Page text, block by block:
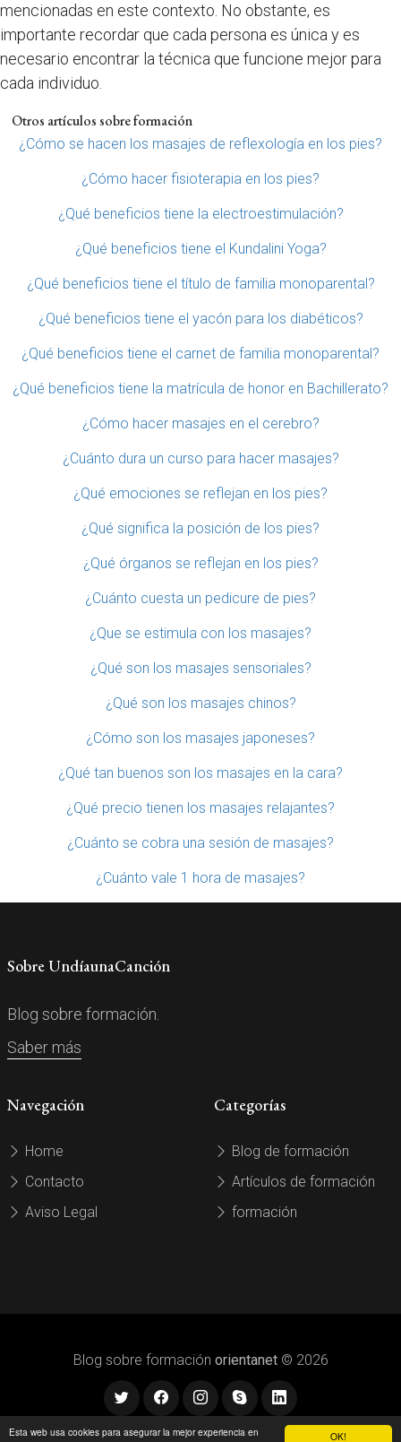
OK!
Esta web usa cookies para asegurar la mejor experiencia en
mencionadas en este contexto. No obstante, es
importante recordar que cada persona es única y es
necesario encontrar la técnica que funcione mejor para
cada individuo.
Otros artículos sobre formación
¿Cómo se hacen los masajes de reflexología en los pies?
¿Cómo hacer fisioterapia en los pies?
¿Qué beneficios tiene la electroestimulación?
¿Qué beneficios tiene el Kundalini Yoga?
¿Qué beneficios tiene el título de familia monoparental?
¿Qué beneficios tiene el yacón para los diabéticos?
¿Qué beneficios tiene el carnet de familia monoparental?
¿Qué beneficios tiene la matrícula de honor en Bachillerato?
¿Cómo hacer masajes en el cerebro?
¿Cuánto dura un curso para hacer masajes?
¿Qué emociones se reflejan en los pies?
¿Qué significa la posición de los pies?
¿Qué órganos se reflejan en los pies?
¿Cuánto cuesta un pedicure de pies?
¿Que se estimula con los masajes?
¿Qué son los masajes sensoriales?
¿Qué son los masajes chinos?
¿Cómo son los masajes japoneses?
¿Qué tan buenos son los masajes en la cara?
¿Qué precio tienen los masajes relajantes?
¿Cuánto se cobra una sesión de masajes?
¿Cuánto vale 1 hora de masajes?
Sobre UndíaunaCanción
Blog sobre formación.
Saber más
Navegación
Home
Contacto
Aviso Legal
Categorías
Blog de formación
Artículos de formación
formación
Blog sobre formación orientanet© 2026